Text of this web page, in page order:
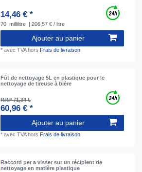
14,46 € *
70 millilitre | 206,57 € / litre
Ajouter au panier
*avec TVAhors Frais de livraison
Fût de nettoyage 5L en plastique pour le
nettoyage de tireuse à bière
RRP 71,34 €
60,96 € *
Ajouter au panier
*avec TVAhors Frais de livraison
Raccord per a visser sur un récipient de
nettoyage en matière plastique